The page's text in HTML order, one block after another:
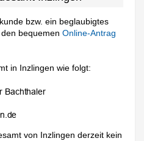
bzw. ein beglaubigtes
den bequemenOnline-Antrag
in Inzlingen wie folgt:
von Inzlingen derzeit kein